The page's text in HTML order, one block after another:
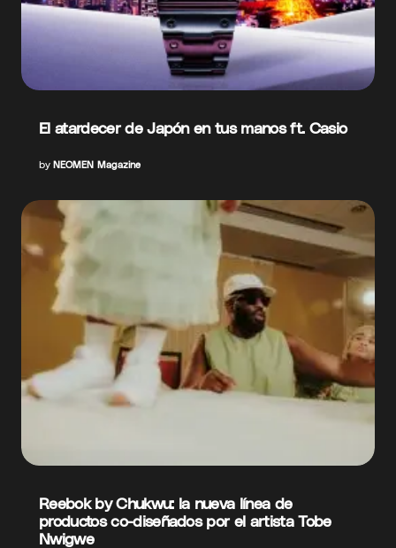
El atardecer de Japón en tus manos ft. Casio
by NEOMEN Magazine
Reebok by Chukwu: la nueva línea de
productos co-diseñados por el artista Tobe
Nwigwe